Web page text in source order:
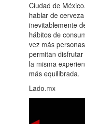
Ciudad de
hablar de
inevitablemente
hábitos de
vez más
permitan
la misma
más equilibrada.
Lado.mx